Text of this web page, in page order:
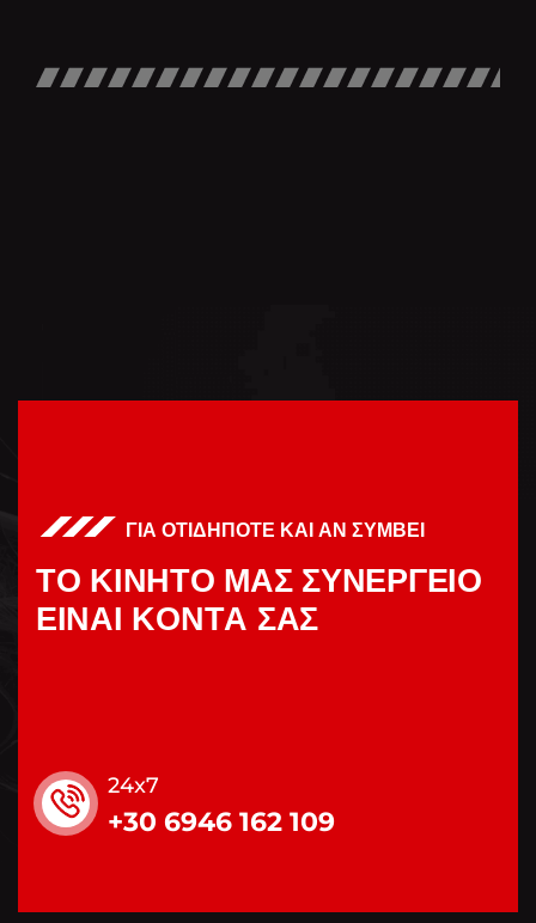
ΓΙΑ ΟΤΙΔΗΠΟΤΕ ΚΑΙ ΑΝ ΣΥΜΒΕΙ
ΤΟ ΚΙΝΗΤΟ ΜΑΣ ΣΥΝΕΡΓΕΙΟ
ΕΙΝΑΙ ΚΟΝΤΑ ΣΑΣ
24x7
+30 6946 162 109